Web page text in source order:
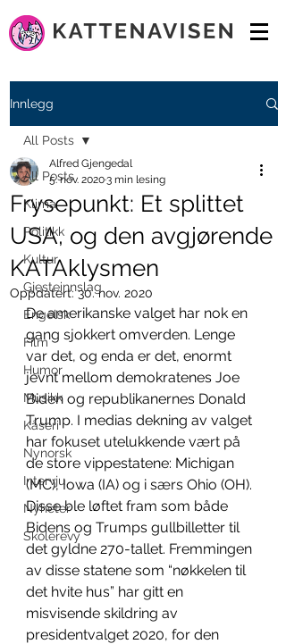
Innlegg
All Posts
Klima
Politikk
Kultur
Gjesteinnslag
Engelsk
Film
Humor
Musikk
Kåseri
Nynorsk
Intervju
Nyheter
Skolerevy
All Posts
Frysepunkt: Et splittet
USA, og den avgjørende
KATAklysmen
Alfred Gjengedal
5. nov. 20203 min lesing
Oppdatert:30. nov. 2020
De amerikanske valget har nok en
gang sjokkert omverden. Lenge
var det, og enda er det, enormt
jevnt mellom demokratenes Joe
Biden og republikanernes Donald
Trump. I medias dekning av valget
har fokuset utelukkende vært på
de store vippestatene: Michigan
(MC), Iowa (IA) og i særs Ohio (OH).
Disse ble løftet fram som både
Bidens og Trumps gullbilletter til
det gyldne 270-tallet. Fremmingen
av disse statene som “nøkkelen til
det hvite hus” har gitt en
misvisende skildring av
presidentvalget 2020, for den